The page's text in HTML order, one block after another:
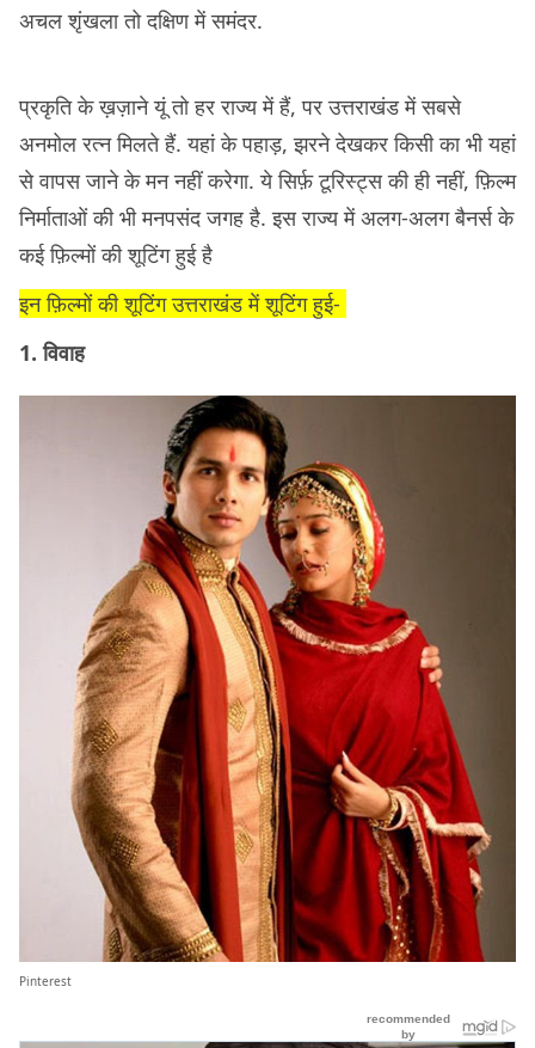
अचल शृंखला तो दक्षिण में समंदर.
प्रकृति के ख़ज़ाने यूं तो हर राज्य में हैं, पर उत्तराखंड में सबसे
अनमोल रत्न मिलते हैं. यहां के पहाड़, झरने देखकर किसी का भी यहां
से वापस जाने के मन नहीं करेगा. ये सिर्फ़ टूरिस्ट्स की ही नहीं, फ़िल्म
निर्माताओं की भी मनपसंद जगह है. इस राज्य में अलग-अलग बैनर्स के
कई फ़िल्मों की शूटिंग हुई है
इन फ़िल्मों की शूटिंग उत्तराखंड में शूटिंग हुई-
1. विवाह
Pinterest